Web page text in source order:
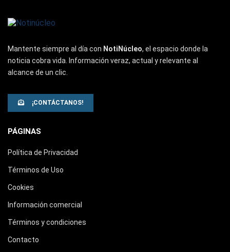
Mantente siempre al día con NotiNúcleo, el espacio donde la
noticia cobra vida. Información veraz, actual y relevante al
alcance de un clic.
¡CONTÁCTANOS!
PÁGINAS
Política de Privacidad
Términos de Uso
Cookies
Información comercial
Términos y condiciones
Contacto